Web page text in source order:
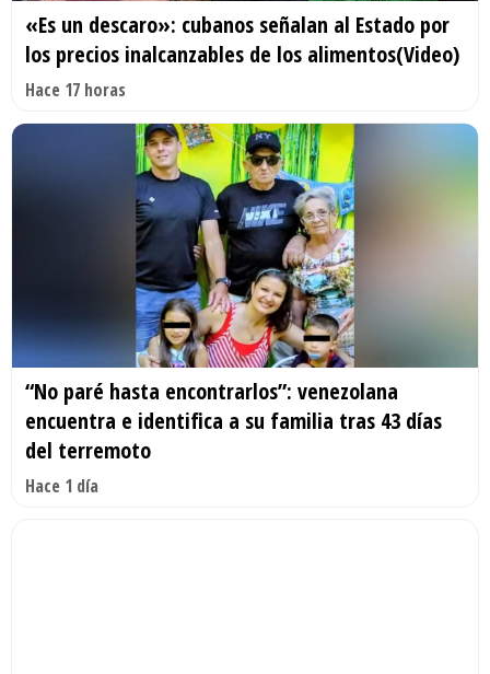
«Es un descaro»: cubanos señalan al Estado por
los precios inalcanzables de los alimentos(Video)
Hace 17 horas
“No paré hasta encontrarlos”: venezolana
encuentra e identifica a su familia tras 43 días
del terremoto
Hace 1 día